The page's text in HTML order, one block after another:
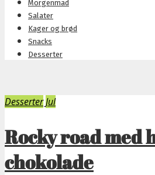
Morgenmad
Salater
Kager og brød
Snacks
Desserter
DesserterJul
Rocky road med
chokolade